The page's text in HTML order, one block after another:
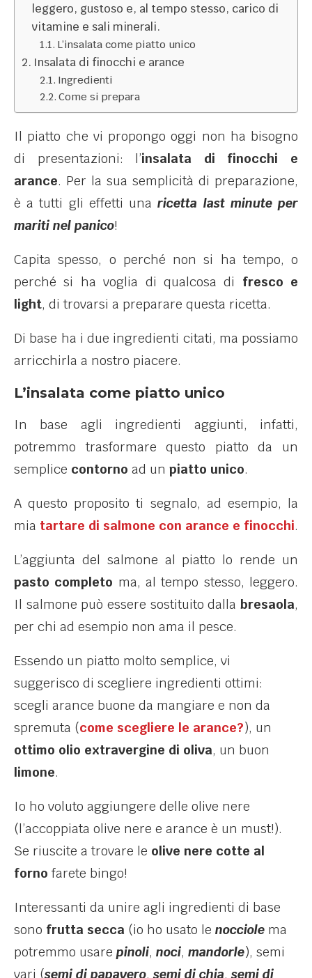
leggero, gustoso e, al tempo stesso, carico di
vitamine e sali minerali.
L’insalata come piatto unico
Insalata di finocchi e arance
Ingredienti
Come si prepara
Il piatto che vi propongo oggi non ha bisogno
di presentazioni: l’insalata di finocchi e
arance. Per la sua semplicità di preparazione,
è a tutti gli effetti unaricetta last minute per
mariti nel panico!
Capita spesso, o perché non si ha tempo, o
perché si ha voglia di qualcosa di fresco e
light, di trovarsi a preparare questa ricetta.
Di base ha i due ingredienti citati, ma possiamo
arricchirla a nostro piacere.
L’insalata come piatto unico
In base agli ingredienti aggiunti, infatti,
potremmo trasformare questo piatto da un
semplice contorno ad un piatto unico.
A questo proposito ti segnalo, ad esempio, la
mia tartare di salmone con arance e finocchi.
L’aggiunta del salmone al piatto lo rende un
pasto completo ma, al tempo stesso, leggero.
Il salmone può essere sostituito dalla bresaola,
per chi ad esempio non ama il pesce.
Essendo un piatto molto semplice, vi
suggerisco di scegliere ingredienti ottimi:
scegli arance buone da mangiare e non da
spremuta (come scegliere le arance?), un
ottimo olio extravergine di oliva, un buon
limone.
Io ho voluto aggiungere delle olive nere
(l’accoppiata olive nere e arance è un must!).
Se riuscite a trovare le olive nere cotte al
forno farete bingo!
Interessanti da unire agli ingredienti di base
sono frutta secca (io ho usato le nocciole ma
potremmo usare pinoli, noci, mandorle), semi
vari (semi di papavero, semi di chia, semi di